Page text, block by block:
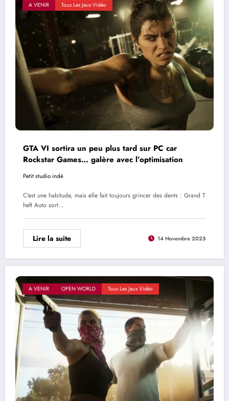
A VENIR Tous Les Jeux Vidéo
GTA VI sortira un peu plus tard sur PC car
Rockstar Games… galère avec l’optimisation
Petit studio indé
C'est une habitude, mais elle fait toujours grincer des dents : Grand T
heft Auto sort…
Lire la suite 14 Novembre 2025
A VENIR OPEN WORLD Tous Les Jeux Vidéo